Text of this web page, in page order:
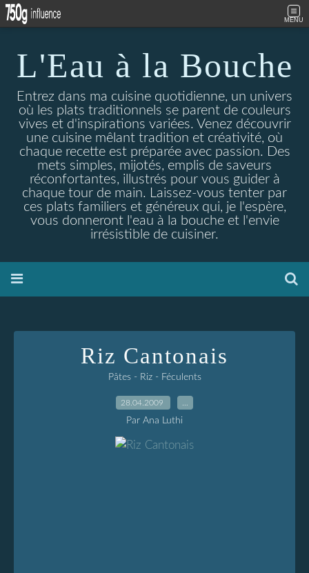
MENU
L'Eau à la Bouche
Entrez dans ma cuisine quotidienne, un univers
où les plats traditionnels se parent de couleurs
vives et d'inspirations variées. Venez découvrir
une cuisine mêlant tradition et créativité, où
chaque recette est préparée avec passion. Des
mets simples, mijotés, emplis de saveurs
réconfortantes, illustrés pour vous guider à
chaque tour de main. Laissez-vous tenter par
ces plats familiers et généreux qui, je l'espère,
vous donneront l'eau à la bouche et l'envie
irrésistible de cuisiner.
Riz Cantonais
Pâtes - Riz - Féculents
28.04.2009
Par Ana Luthi